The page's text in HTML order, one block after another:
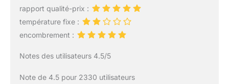
rapport qualité-prix :
température fixe :
encombrement :
Notes des utilisateurs 4.5/5
Note de 4.5 pour 2330 utilisateurs